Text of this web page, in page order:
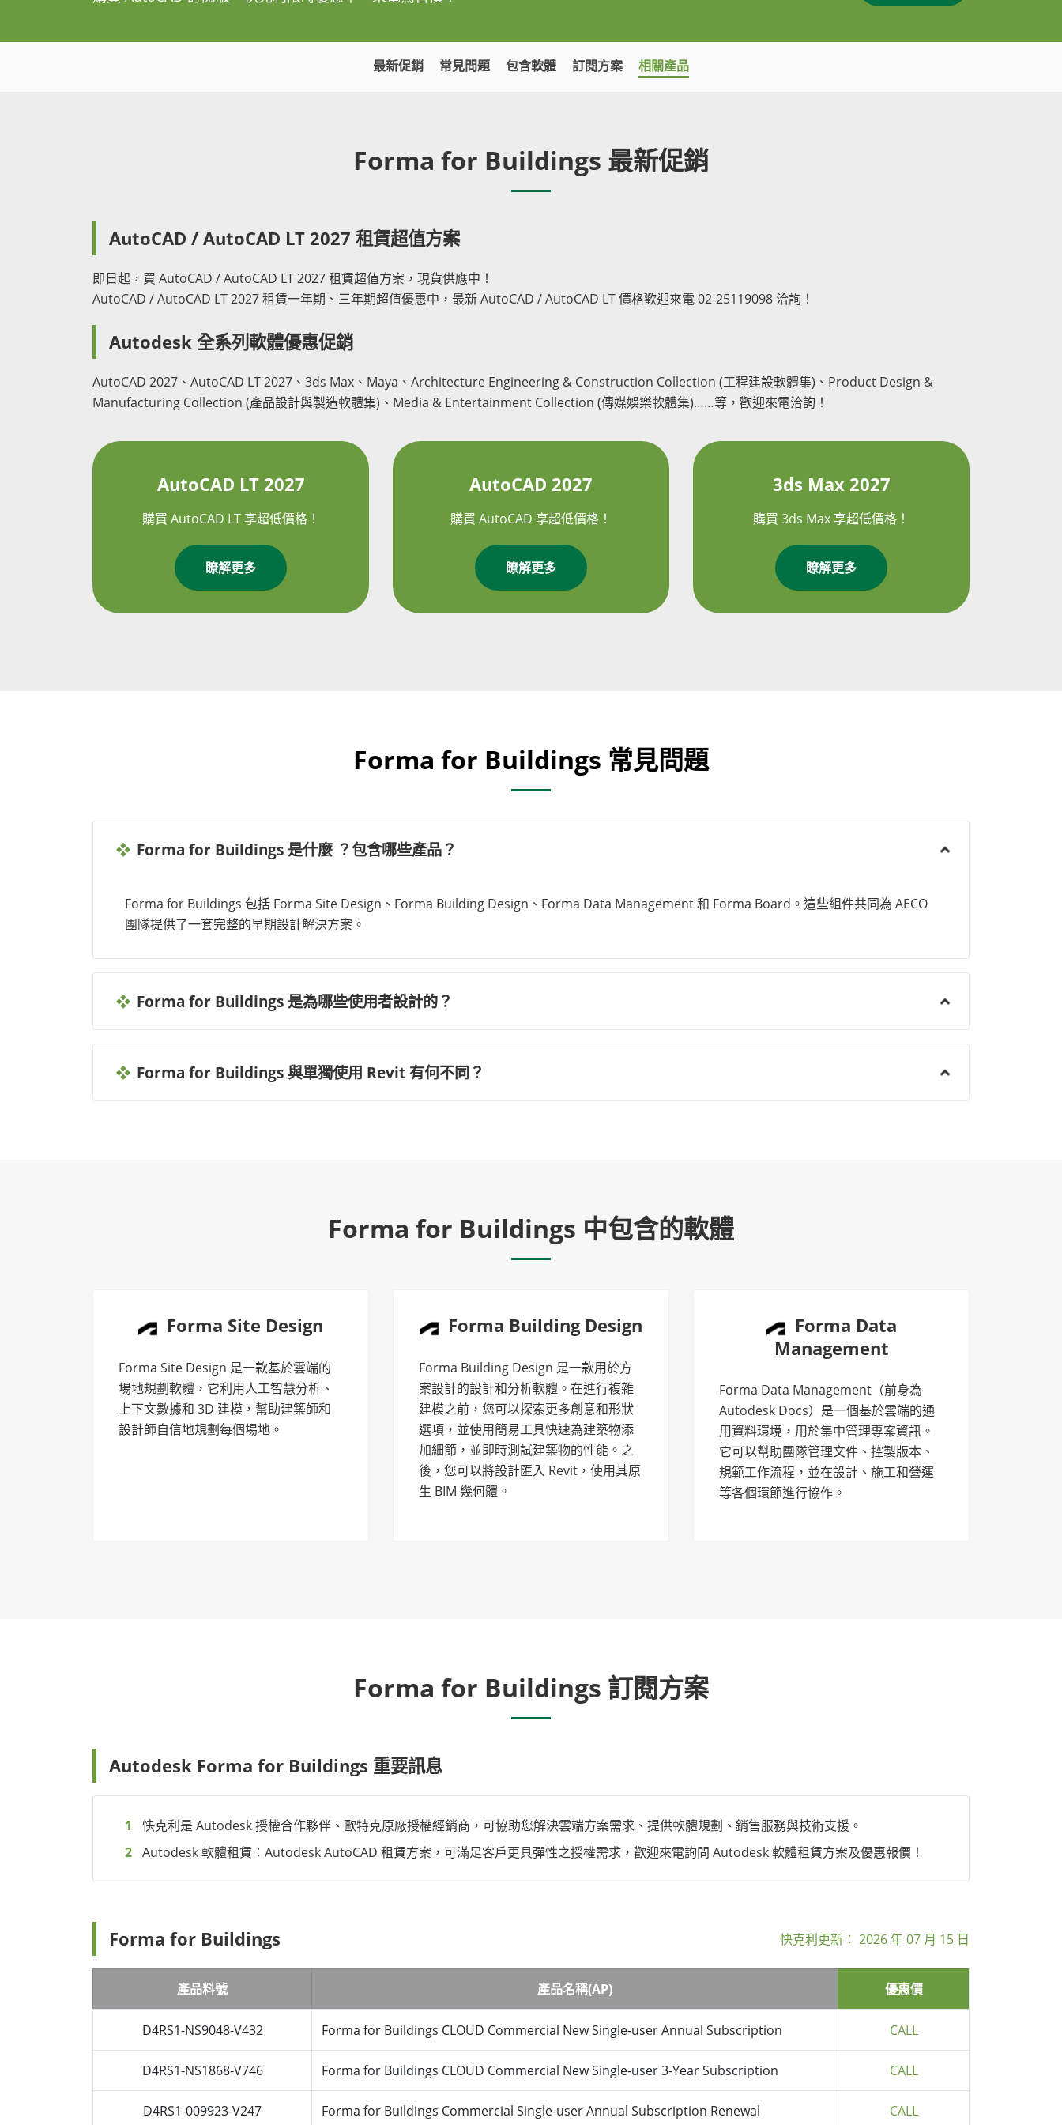
最新促銷 常見問題 包含軟體 訂閱方案 相關產品
Forma for Buildings 最新促銷
AutoCAD / AutoCAD LT 2027 租賃超值方案
即日起，買 AutoCAD / AutoCAD LT 2027 租賃超值方案，現貨供應中！
AutoCAD / AutoCAD LT 2027 租賃一年期、三年期超值優惠中，最新 AutoCAD / AutoCAD LT 價格歡迎來電 02-25119098 洽詢！
Autodesk 全系列軟體優惠促銷
AutoCAD 2027、AutoCAD LT 2027、3ds Max、Maya、Architecture Engineering & Construction Collection (工程建設軟體集)、Product Design &
Manufacturing Collection (產品設計與製造軟體集)、Media & Entertainment Collection (傳媒娛樂軟體集)……等，歡迎來電洽詢！
AutoCAD LT 2027
購買 AutoCAD LT 享超低價格！
瞭解更多
AutoCAD 2027
購買 AutoCAD 享超低價格！
瞭解更多
3ds Max 2027
購買 3ds Max 享超低價格！
瞭解更多
Forma for Buildings 常見問題
Forma for Buildings 是什麼 ？包含哪些產品？
Forma for Buildings 包括 Forma Site Design、Forma Building Design、Forma Data Management 和 Forma Board。這些組件共同為 AECO
團隊提供了一套完整的早期設計解決方案。
Forma for Buildings 是為哪些使用者設計的？
Forma for Buildings 與單獨使用 Revit 有何不同？
Forma for Buildings 中包含的軟體
Forma Site Design
Forma Site Design 是一款基於雲端的
場地規劃軟體，它利用人工智慧分析、
上下文數據和 3D 建模，幫助建築師和
設計師自信地規劃每個場地。
Forma Building Design
Forma Building Design 是一款用於方
案設計的設計和分析軟體。在進行複雜
建模之前，您可以探索更多創意和形狀
選項，並使用簡易工具快速為建築物添
加細節，並即時測試建築物的性能。之
後，您可以將設計匯入 Revit，使用其原
生 BIM 幾何體。
Forma Data
Management
Forma Data Management（前身為
Autodesk Docs）是一個基於雲端的通
用資料環境，用於集中管理專案資訊。
它可以幫助團隊管理文件、控製版本、
規範工作流程，並在設計、施工和營運
等各個環節進行協作。
Forma for Buildings 訂閱方案
Autodesk Forma for Buildings 重要訊息
快克利是 Autodesk 授權合作夥伴、歐特克原廠授權經銷商，可協助您解決雲端方案需求、提供軟體規劃、銷售服務與技術支援。
Autodesk 軟體租賃：Autodesk AutoCAD 租賃方案，可滿足客戶更具彈性之授權需求，歡迎來電詢問 Autodesk 軟體租賃方案及優惠報價！
Forma for Buildings 快克利更新： 2026 年 07 月 15 日
產品料號 產品名稱(AP) 優惠價
D4RS1-NS9048-V432 Forma for Buildings CLOUD Commercial New Single-user Annual Subscription CALL
D4RS1-NS1868-V746 Forma for Buildings CLOUD Commercial New Single-user 3-Year Subscription CALL
D4RS1-009923-V247 Forma for Buildings Commercial Single-user Annual Subscription Renewal CALL